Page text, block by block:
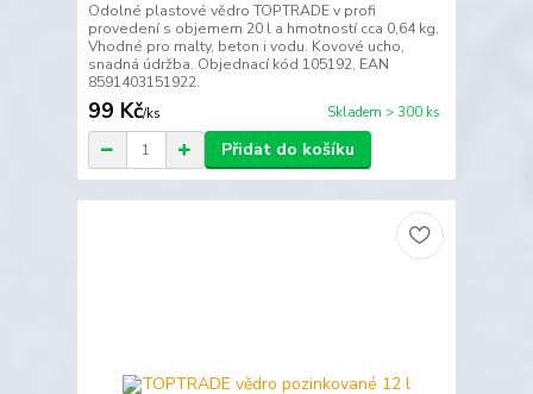
Odolné plastové vědro TOPTRADE v profi
provedení s objemem 20 l a hmotností cca 0,64 kg.
Vhodné pro malty, beton i vodu. Kovové ucho,
snadná údržba. Objednací kód 105192, EAN
8591403151922.
99 Kč/ks Skladem > 300 ks
Přidat do košíku